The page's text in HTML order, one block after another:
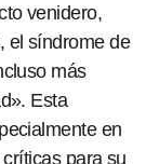
venidero,
, el síndrome de
más
Esta
en
para su